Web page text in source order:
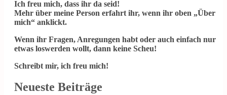
Ich freu mich, dass ihr da seid!
Mehr über meine Person erfahrt ihr, wenn ihr oben „Über
mich“ anklickt.
Wenn ihr Fragen, Anregungen habt oder auch einfach nur
etwas loswerden wollt, dann keine Scheu!
Schreibt mir, ich freu mich!
Neueste Beiträge